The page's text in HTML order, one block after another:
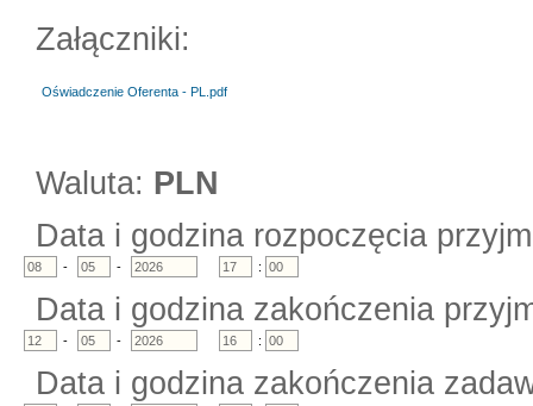
Załączniki:
Oświadczenie Oferenta - PL.pdf
Waluta: PLN
Data i godzina rozpoczęcia
- - :
Data i godzina zakończenia
- - :
Data i godzina zakończenia